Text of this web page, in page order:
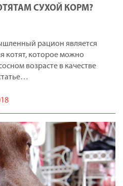
СУХОЙ КОРМ?
рацион является
котят, которое можно
возрасте в качестве